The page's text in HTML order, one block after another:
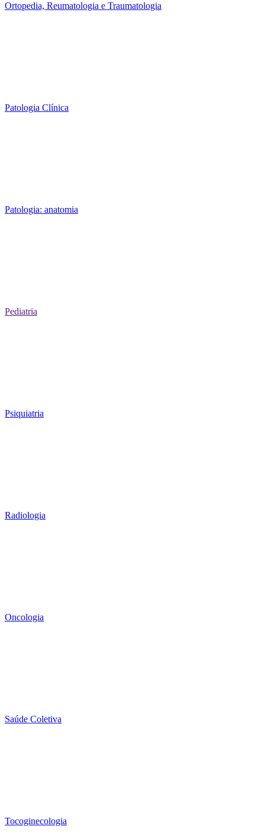
Ortopedia, Reumatologia e Traumatologia
Patologia Clínica
Patologia: anatomia
Pediatria
Psiquiatria
Radiologia
Oncologia
Saúde Coletiva
Tocoginecologia